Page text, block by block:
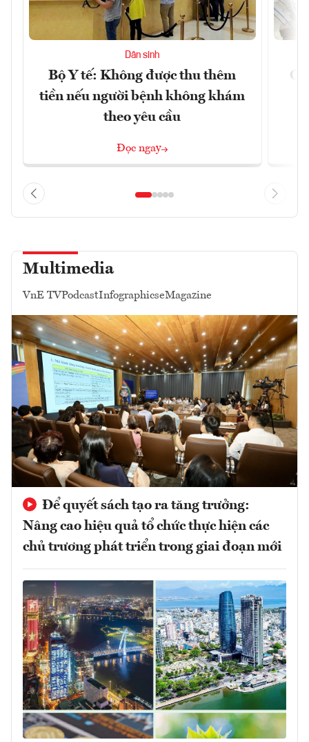
Dân sinh
Bộ Y tế: Không được thu thêm
tiền nếu người bệnh không khám
theo yêu cầu
Đọc ngay
Multimedia
VnE TVPodcastInfographicseMagazine
Để quyết sách tạo ra tăng trưởng:
Nâng cao hiệu quả tổ chức thực hiện các
chủ trương phát triển trong giai đoạn mới